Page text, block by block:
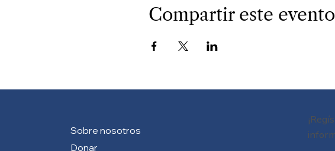
Compartir este evento
Sobre nosotros
Donar